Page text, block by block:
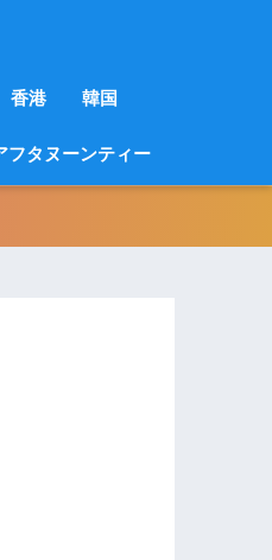
香港 韓国
フタヌーンティー